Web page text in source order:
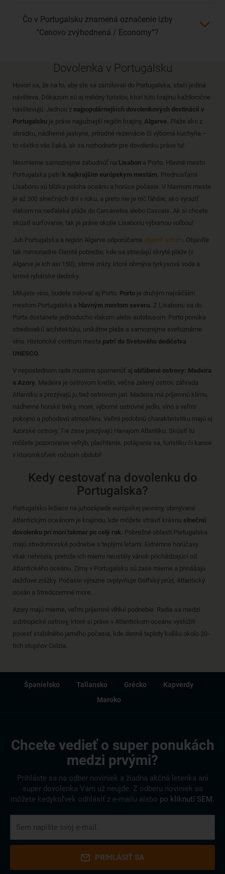
Čo v Portugalsku znamená označenie izby
“Cenovo zvýhodnená / Economy“?
Dovolenka v Portugalsku
Hovorí sa, že na to, aby ste sa zamilovali do Portugalska, stačí jediná
návšteva. Dôkazom sú aj milióny turistov, ktorí túto krajinu každoročne
navštevujú. Jednou z najpopulárnejších dovolenkových destinácií v
Portugalsku je práve najjužnejší región krajiny, Algarve. Pláže ako z
obrázku, nádherné jaskyne, prírodné rezervácie či výborná kuchyňa –
to všetko vás čaká, ak sa rozhodnete pre dovolenku práve tu!
Nesmieme samozrejme zabudnúť na Lisabon a Porto. Hlavné mesto
Portugalska patrí k najkrajším európskym mestám. Prednosťami
Lisabonu sú blízka poloha oceánu a horúce počasie. V hlavnom meste
je až 300 slnečných dní v roku, a preto nie je nič ľahšie, ako vyraziť
vlakom na neďaleké pláže do Carcavelos alebo Cascais. Ak si chcete
skúsiť surfovanie, tak je práve okolie Lisabonu výbornou voľbou!
Juh Portugalska a región Algarve odporúčame objaviť autom. Objavíte
tak mimoriadne členité pobrežie, kde sa striedajú skryté pláže (v
Algarve je ich asi 150), strmé zrázy, ktoré obmýva tyrkysová voda a
lenivé rybárske dedinky.
Milujete víno, budete milovať aj Porto. Porto je druhým najväčším
mestom Portugalska a hlavným mestom severu. Z Lisabonu sa do
Porta dostanete jednoducho vlakom alebo autobusom. Porto ponúka
stredovekú architektúru, unikátne pláže a samozrejme svetoznáme
víno. Historické centrum mesta patrí do Svetového dedičstva
UNESCO.
V neposlednom rade musíme spomenúť aj obľúbené ostrovy: Madeira
a Azory. Madeira je ostrovom kvetín, večne zelený ostrov, záhrada
Atlantiku a prezývajú ju tiež ostrovom jari. Madeira má príjemnú klímu,
nádherné horské treky, more, výborné ostrovné jedlo, víno a veľmi
pokojnú a pohodovú atmosféru. Veľmi podobnú charakteristiku majú aj
Azorské ostrovy. Tie zase prezývajú Havajom Atlantiku. Skúsiť tu
môžete pozorovanie veľrýb, plachtenie, potápanie sa, turistiku či kanoe
v ktoromkoľvek ročnom období!
Kedy cestovať na dovolenku do
Portugalska?
Portugalsko ležiace na juhozápade európskej pevniny, obmývané
Atlantickým oceánom je krajinou, kde môžete stráviť krásnu slnečnú
dovolenku pri mori takmer po celý rok. Pobrežné oblasti Portugalska
majú stredomorské podnebie s teplými letami. Extrémne horúčavy
však nehrozia, pretože ich mierni neustály vánok prichádzajúci od
Atlantického oceánu. Zimy v Portugalsku sú zase mierne a prinášajú
dažďové zrážky. Počasie výrazne ovplyvňuje Golfský prúd, Atlantický
oceán a Stredozemné more.
Azory majú mierne, veľmi príjemné vlhké podnebie. Radia sa medzi
subtropické ostrovy, ktoré si práve v Atlantickom oceáne vyslúžili
povesť stabilného jarného počasia, kde denné teploty kolíšu okolo 20-
tich stupňov Celzia.
Španielsko Taliansko Grécko
Kapverdy
Maroko
Chcete vedieť o super ponukách
medzi prvými?
Prihláste sa na odber noviniek a žiadna akčná letenka ani
super dovolenka Vám už neujde. Z odberu noviniek sa
môžete kedykoľvek odhlásiť z e-mailu alebo po kliknutí SEM.
PRIHLÁSIŤ SA